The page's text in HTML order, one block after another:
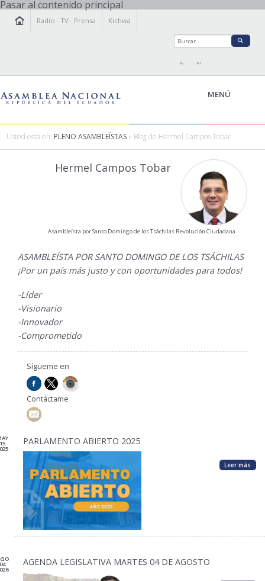
Pasar al contenido principal
Radio ·TV · Prensa Kichwa
A- A+
MENÚ
PARTICIPACIÓN
Usted está en: PLENO ASAMBLEÍSTAS » Blog de Hermel Campos Tobar
Hermel Campos Tobar
Asambleísta por Santo Domingo de los Tsáchilas Revolución Ciudadana
ASAMBLEÍSTA POR SANTO DOMINGO DE LOS TSÁCHILAS
¡Por un país más justo y con oportunidades para todos!
-Líder
-Visionario
-Innovador
-Comprometido
Sígueme en
Contáctame
15 PARLAMENTO ABIERTO 2025
Leer más
04 AGENDA LEGISLATIVA MARTES 04 DE AGOSTO